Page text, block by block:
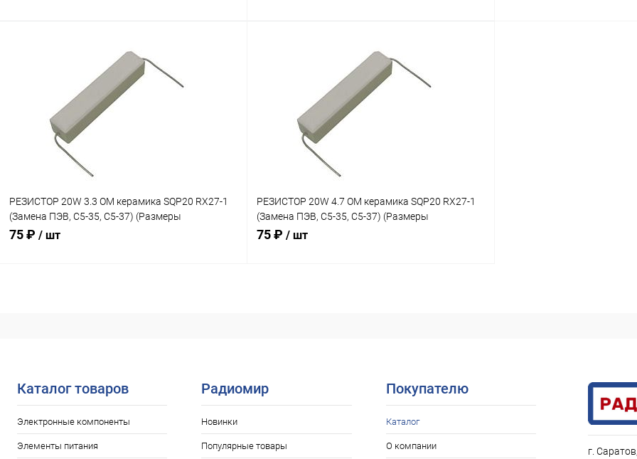
В корзину
В избранное
В наличии: 1шт.
Нет в наличии
РЕЗИСТОР 20W 3.3 OM керамика SQP20 RX27-1
(Замена ПЭВ, С5-35, С5-37) (Размеры
60х14х13мм)
75 ₽ / шт
РЕЗИСТОР 20W 4.7 OM керамика SQP20 RX27-1
(Замена ПЭВ, С5-35, С5-37) (Размеры
60х14х13мм)
75 ₽ / шт
Каталог товаров
Электронные компоненты
Элементы питания
Радиомир
Новинки
Популярные товары
Покупателю
Каталог
О компании
г.